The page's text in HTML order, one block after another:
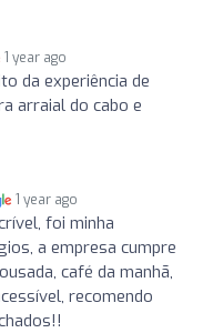
1 year ago
da experiência de
arraial do cabo e
1 year ago
foi minha
a empresa cumpre
café da manhã,
recomendo